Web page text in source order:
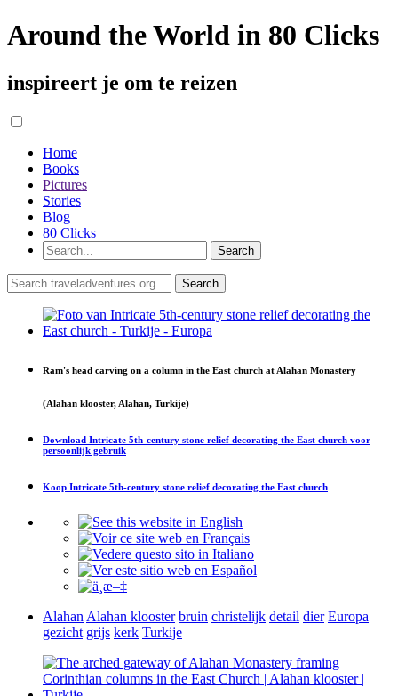
Around the World in 80 Clicks
inspireert je om te reizen
Home
Books
Pictures
Stories
Blog
80 Clicks
Ram's head carving on a column in the East church at Alahan Monastery
(Alahan klooster, Alahan, Turkije)
Download Intricate 5th-century stone relief decorating the East church voor
persoonlijk gebruik
Koop Intricate 5th-century stone relief decorating the East church
Alahan Alahan klooster bruin christelijk detail dier Europa
gezicht grijs kerk Turkije